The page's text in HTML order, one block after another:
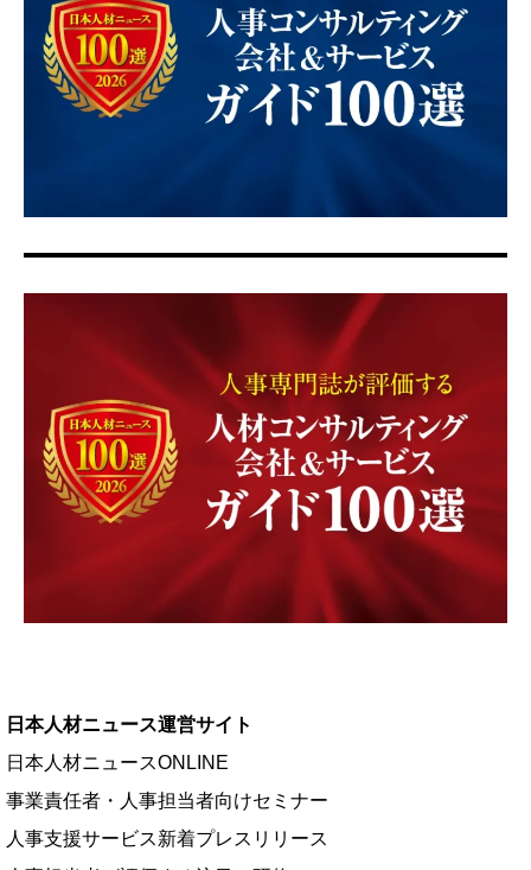
日本人材ニュース運営サイト
日本人材ニュースONLINE
事業責任者・人事担当者向けセミナー
人事支援サービス新着プレスリリース